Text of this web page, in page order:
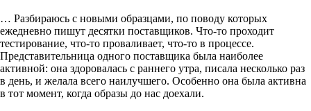
… Разбираюсь с новыми образцами, по поводу которых
ежедневно пишут десятки поставщиков. Что-то проходит
тестирование, что-то проваливает, что-то в процессе.
Представительница одного поставщика была наиболее
активной: она здоровалась с раннего утра, писала несколько раз
в день, и желала всего наилучшего. Особенно она была активна
в тот момент, когда образы до нас доехали.